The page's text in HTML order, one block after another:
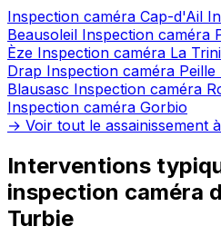
Inspection caméra Cap-d'Ail
Beausoleil Inspection caméra
Èze Inspection caméra La
Drap Inspection caméra Peille
Blausasc Inspection caméra
Inspection caméra Gorbio
→ Voir tout le assainissement
Interventions
inspection caméra
Turbie